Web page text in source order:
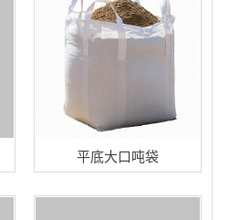
平底大口吨袋